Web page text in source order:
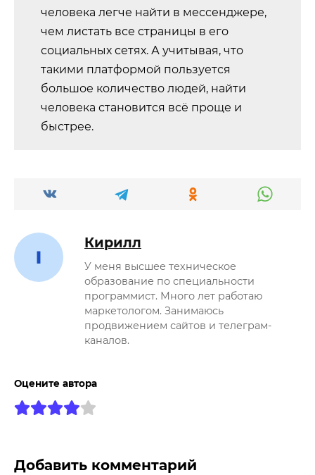
человека легче найти в мессенджере,
чем листать все страницы в его
социальных сетях. А учитывая, что
такими платформой пользуется
большое количество людей, найти
человека становится всё проще и
быстрее.
Кирилл
У меня высшее техническое
образование по специальности
программист. Много лет работаю
маркетологом. Занимаюсь
продвижением сайтов и телеграм-
каналов.
Оцените автора
Добавить комментарий